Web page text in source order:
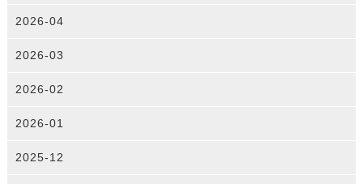
2026-04
2026-03
2026-02
2026-01
2025-12